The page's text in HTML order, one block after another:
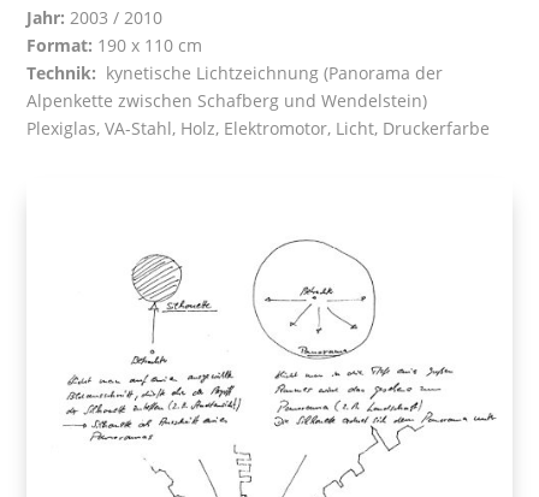
Jahr: 2003 / 2010
Format: 190 x 110 cm
Technik: kynetische Lichtzeichnung (Panorama der
Alpenkette zwischen Schafberg und Wendelstein)
Plexiglas, VA-Stahl, Holz, Elektromotor, Licht, Druckerfarbe